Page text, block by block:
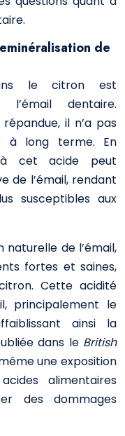
de
le citron est
dentaire.
il n’a pas
à long terme. En
à cet acide peut
de l’émail, rendant
susceptibles aux
naturelle de l’émail,
fortes et saines,
Cette acidité
principalement le
ainsi la
dans le British
une exposition
alimentaires
des dommages